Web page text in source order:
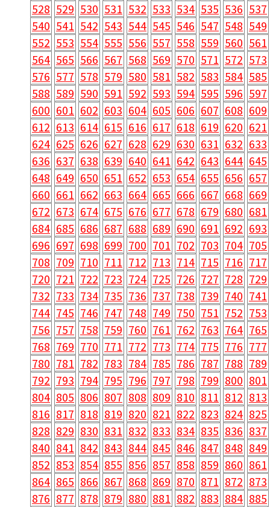
528 529 530 531 532 533 534 535 536 537
540 541 542 543 544 545 546 547 548 549
552 553 554 555 556 557 558 559 560 561
564 565 566 567 568 569 570 571 572 573
576 577 578 579 580 581 582 583 584 585
588 589 590 591 592 593 594 595 596 597
600 601 602 603 604 605 606 607 608 609
612 613 614 615 616 617 618 619 620 621
624 625 626 627 628 629 630 631 632 633
636 637 638 639 640 641 642 643 644 645
648 649 650 651 652 653 654 655 656 657
660 661 662 663 664 665 666 667 668 669
672 673 674 675 676 677 678 679 680 681
684 685 686 687 688 689 690 691 692 693
696 697 698 699 700 701 702 703 704 705
708 709 710 711 712 713 714 715 716 717
720 721 722 723 724 725 726 727 728 729
732 733 734 735 736 737 738 739 740 741
744 745 746 747 748 749 750 751 752 753
756 757 758 759 760 761 762 763 764 765
768 769 770 771 772 773 774 775 776 777
780 781 782 783 784 785 786 787 788 789
792 793 794 795 796 797 798 799 800 801
804 805 806 807 808 809 810 811 812 813
816 817 818 819 820 821 822 823 824 825
828 829 830 831 832 833 834 835 836 837
840 841 842 843 844 845 846 847 848 849
852 853 854 855 856 857 858 859 860 861
864 865 866 867 868 869 870 871 872 873
876 877 878 879 880 881 882 883 884 885